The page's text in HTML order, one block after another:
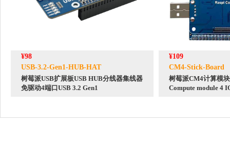
¥98
USB-3.2-Gen1-HUB-HAT
树莓派USB扩展板USB HUB分线器集线器
免驱动4端口USB 3.2 Gen1
¥109
CM4-Stick-Board
树莓派CM4计算模
Compute module 4